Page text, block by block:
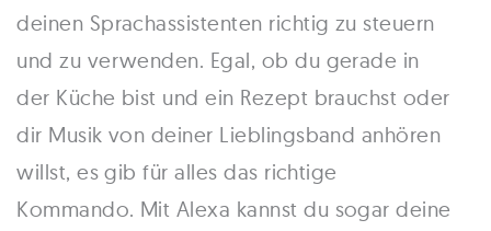
deinen Sprachassistenten richtig zu steuern
und zu verwenden. Egal, ob du gerade in
der Küche bist und ein Rezept brauchst oder
dir Musik von deiner Lieblingsband anhören
willst, es gib für alles das richtige
Kommando. Mit Alexa kannst du sogar deine